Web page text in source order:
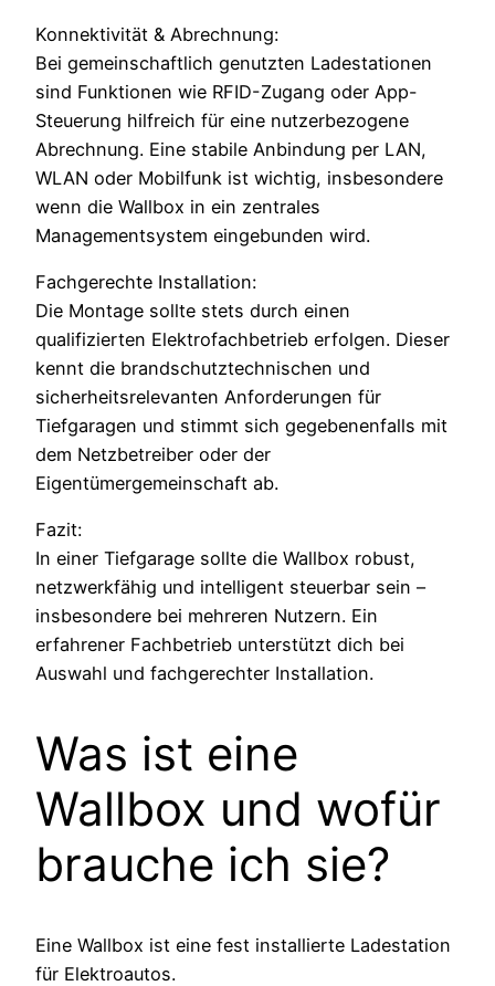
Konnektivität & Abrechnung:
Bei gemeinschaftlich genutzten Ladestationen
sind Funktionen wie RFID-Zugang oder App-
Steuerung hilfreich für eine nutzerbezogene
Abrechnung. Eine stabile Anbindung per LAN,
WLAN oder Mobilfunk ist wichtig, insbesondere
wenn die Wallbox in ein zentrales
Managementsystem eingebunden wird.
Fachgerechte Installation:
Die Montage sollte stets durch einen
qualifizierten Elektrofachbetrieb erfolgen. Dieser
kennt die brandschutztechnischen und
sicherheitsrelevanten Anforderungen für
Tiefgaragen und stimmt sich gegebenenfalls mit
dem Netzbetreiber oder der
Eigentümergemeinschaft ab.
Fazit:
In einer Tiefgarage sollte die Wallbox robust,
netzwerkfähig und intelligent steuerbar sein –
insbesondere bei mehreren Nutzern. Ein
erfahrener Fachbetrieb unterstützt dich bei
Auswahl und fachgerechter Installation.
Was ist eine
Wallbox und wofür
brauche ich sie?
Eine Wallbox ist eine fest installierte Ladestation
für Elektroautos.